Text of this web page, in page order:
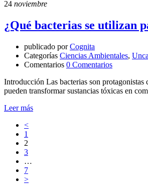
24 noviembre
¿Qué bacterias se utilizan
publicado por Cognita
Categorías Ciencias Ambientales,
Comentarios 0 Comentarios
Introducción Las bacterias son protagonistas
pueden transformar sustancias tóxicas en
Leer más
<
1
2
3
…
7
>